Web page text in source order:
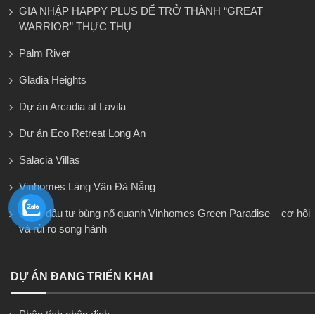
GIA NHẬP HAPPY PLUS ĐỂ TRỞ THÀNH “GREAT
WARRIOR” THỰC THỤ
Palm River
Gladia Heights
Dự án Arcadia at Lavila
Dự án Eco Retreat Long An
Salacia Villas
Vinhomes Làng Vân Đà Nẵng
Sóng đầu tư bùng nổ quanh Vinhomes Green Paradise – cơ hội
và rủi ro song hành
DỰ ÁN ĐANG TRIỂN KHAI